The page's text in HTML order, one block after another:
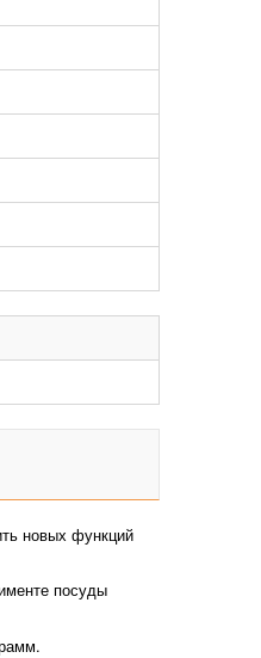
новых функций
посуды